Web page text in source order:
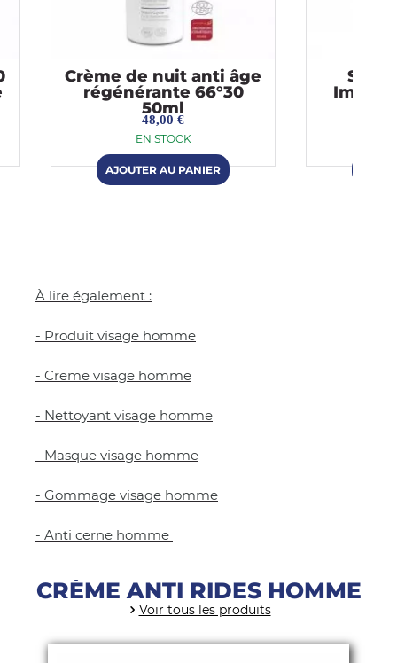
Crème de nuit anti âge
régénérante 66°30
50ml
48,00 €
EN STOCK
À lire également :
- Produit visage homme
- Creme visage homme
- Nettoyant visage homme
- Masque visage homme
- Gommage visage homme
- Anti cerne homme
CRÈME ANTI RIDES HOMME
Voir tous les produits